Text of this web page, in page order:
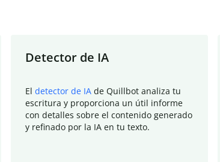
Detector de IA
El detector de IA de Quillbot analiza tu
escritura y proporciona un útil informe
con detalles sobre el contenido generado
y refinado por la IA en tu texto.